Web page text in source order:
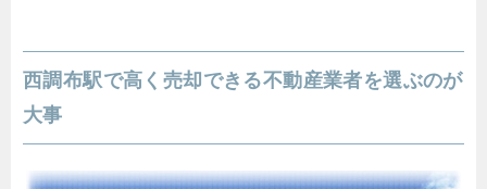
西調布駅で高く売却できる不動産業者を選ぶのが
大事